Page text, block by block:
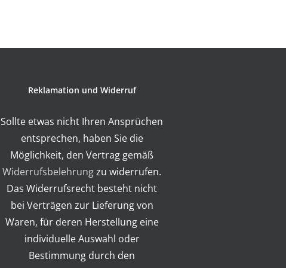
Reklamation und Widerruf
Sollte etwas nicht Ihren Ansprüchen
entsprechen, haben Sie die
Möglichkeit, den Vertrag gemäß
Widerrufsbelehrungzu widerrufen.
Das Widerrufsrecht besteht nicht
bei Verträgen zur Lieferung von
Waren, für deren Herstellung eine
individuelle Auswahl oder
Bestimmung durch den